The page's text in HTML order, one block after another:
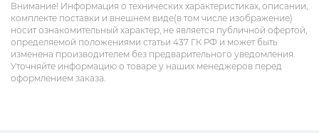
Внимание! Информация о технических характеристиках, описании,
комплекте поставки и внешнем виде(в том числе изображение)
носит ознакомительный характер, не является публичной офертой,
определяемой положениями статьи 437 ГК РФ и может быть
изменена производителем без предварительного уведомления.
Уточняйте информацию о товаре у наших менеджеров перед
оформлением заказа.